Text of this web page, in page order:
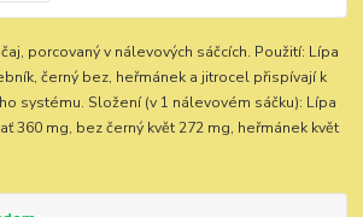
porcovaný v nálevových sáčcích. Použití: Lípa
černý bez, heřmánek a jitrocel přispívají k
systému. Složení (v 1 nálevovém sáčku): Lípa
360 mg, bez černý květ 272 mg, heřmánek květ